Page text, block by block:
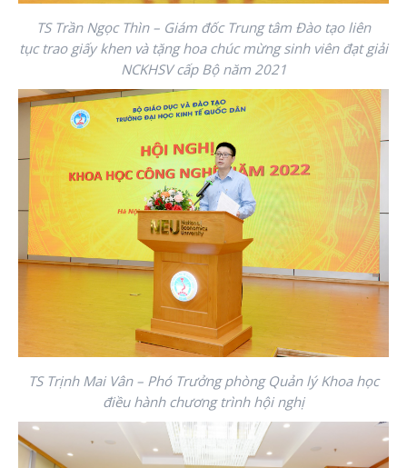
TS Trần Ngọc Thìn – Giám đốc Trung tâm Đào tạo liên
tục trao giấy khen và tặng hoa chúc mừng sinh viên đạt giải
NCKHSV cấp Bộ năm 2021
TS Trịnh Mai Vân – Phó Trưởng phòng Quản lý Khoa học
điều hành chương trình hội nghị